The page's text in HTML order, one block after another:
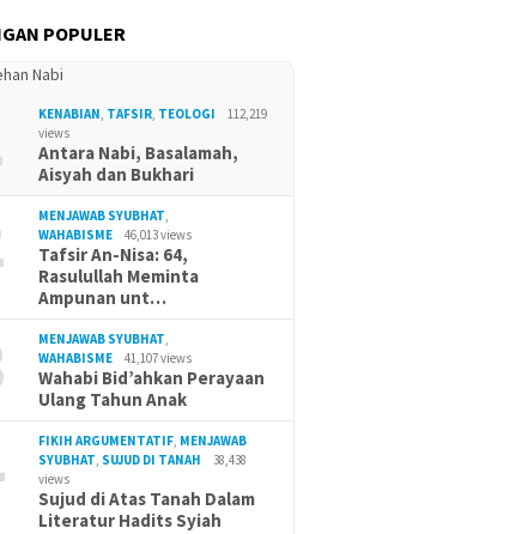
POPULER
KENABIAN, TAFSIR, TEOLOGI
112,219
views
Antara Nabi, Basalamah,
Aisyah dan Bukhari
MENJAWAB SYUBHAT,
WAHABISME
46,013 views
Tafsir An-Nisa: 64,
Rasulullah Meminta
Ampunan unt…
MENJAWAB SYUBHAT,
WAHABISME
41,107 views
Wahabi Bid’ahkan Perayaan
Ulang Tahun Anak
FIKIH ARGUMENTATIF, MENJAWAB
SYUBHAT, SUJUD DI TANAH
38,438
views
Sujud di Atas Tanah Dalam
Literatur Hadits Syiah